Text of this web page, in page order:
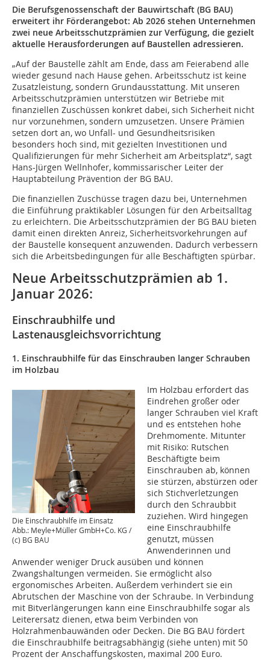
Die Berufsgenossenschaft der Bauwirtschaft (BG BAU)
erweitert ihr Förderangebot: Ab 2026 stehen Unternehmen
zwei neue Arbeitsschutzprämien zur Verfügung, die gezielt
aktuelle Herausforderungen auf Baustellen adressieren.
„Auf der Baustelle zählt am Ende, dass am Feierabend alle
wieder gesund nach Hause gehen. Arbeitsschutz ist keine
Zusatzleistung, sondern Grundausstattung. Mit unseren
Arbeitsschutzprämien unterstützen wir Betriebe mit
finanziellen Zuschüssen konkret dabei, sich Sicherheit nicht
nur vorzunehmen, sondern umzusetzen. Unsere Prämien
setzen dort an, wo Unfall- und Gesundheitsrisiken
besonders hoch sind, mit gezielten Investitionen und
Qualifizierungen für mehr Sicherheit am Arbeitsplatz“, sagt
Hans-Jürgen Wellnhofer, kommissarischer Leiter der
Hauptabteilung Prävention der BG BAU.
Die finanziellen Zuschüsse tragen dazu bei, Unternehmen
die Einführung praktikabler Lösungen für den Arbeitsalltag
zu erleichtern. Die Arbeitsschutzprämien der BG BAU bieten
damit einen direkten Anreiz, Sicherheitsvorkehrungen auf
der Baustelle konsequent anzuwenden. Dadurch verbessern
sich die Arbeitsbedingungen für alle Beschäftigten spürbar.
Neue Arbeitsschutzprämien ab 1.
Januar 2026:
Einschraubhilfe und
Lastenausgleichsvorrichtung
1. Einschraubhilfe für das Einschrauben langer Schrauben
im Holzbau
Die Einschraubhilfe im Einsatz
Abb.: Meyle+Müller GmbH+Co. KG /
(c) BG BAU
Im Holzbau erfordert das
Eindrehen großer oder
langer Schrauben viel Kraft
und es entstehen hohe
Drehmomente. Mitunter
mit Risiko: Rutschen
Beschäftigte beim
Einschrauben ab, können
sie stürzen, abstürzen oder
sich Stichverletzungen
durch den Schraubbit
zuziehen. Wird hingegen
eine Einschraubhilfe
genutzt, müssen
Anwenderinnen und
Anwender weniger Druck ausüben und können
Zwangshaltungen vermeiden. Sie ermöglicht also
ergonomisches Arbeiten. Außerdem verhindert sie ein
Abrutschen der Maschine von der Schraube. In Verbindung
mit Bitverlängerungen kann eine Einschraubhilfe sogar als
Leiterersatz dienen, etwa beim Verbinden von
Holzrahmenbauwänden oder Decken. Die BG BAU fördert
die Einschraubhilfe beitragsabhängig (siehe unten) mit 50
Prozent der Anschaffungskosten, maximal 200 Euro.